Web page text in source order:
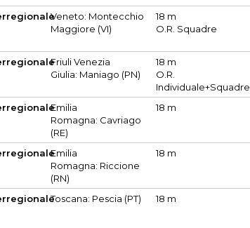
Veneto: Montecchio
Maggiore (VI)
18 m
O.R. Squadre
Friuli Venezia
Giulia: Maniago (PN)
18 m
O.R.
Individuale+Squadre
Emilia
Romagna: Cavriago
(RE)
18 m
Emilia
Romagna: Riccione
(RN)
18 m
Toscana: Pescia (PT) 18 m